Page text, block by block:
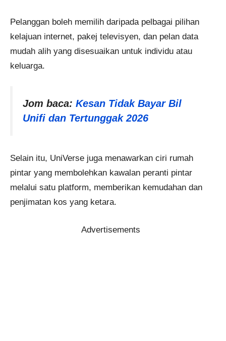
Pelanggan boleh memilih daripada pelbagai pilihan
kelajuan internet, pakej televisyen, dan pelan data
mudah alih yang disesuaikan untuk individu atau
keluarga.
Jom baca: Kesan Tidak Bayar Bil
Unifi dan Tertunggak 2026
Selain itu, UniVerse juga menawarkan ciri rumah
pintar yang membolehkan kawalan peranti pintar
melalui satu platform, memberikan kemudahan dan
penjimatan kos yang ketara.
Advertisements